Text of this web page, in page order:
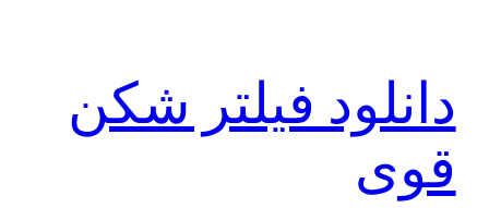
دانلود فیلتر شکن
قوی